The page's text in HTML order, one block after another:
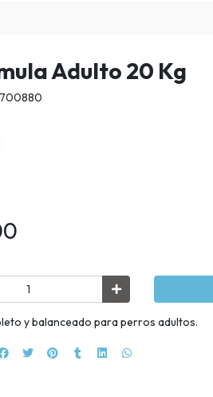
Adulto 20 Kg
y balanceado para perros adultos.